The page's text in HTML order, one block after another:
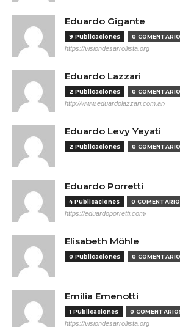
Eduardo Gigante
9 Publicaciones 0
https://visiondesarrollista.org
Eduardo Lazzari
2 Publicaciones 0
http://www.eduardolazzari.com.ar/
Eduardo Levy Yeyati
2 Publicaciones 0
Eduardo Porretti
4 Publicaciones 0
https://eduardoporretti.com/
Elisabeth Möhle
0 Publicaciones 0
Emilia Emenotti
1 Publicaciones 0
https://visiondesarrollista.org